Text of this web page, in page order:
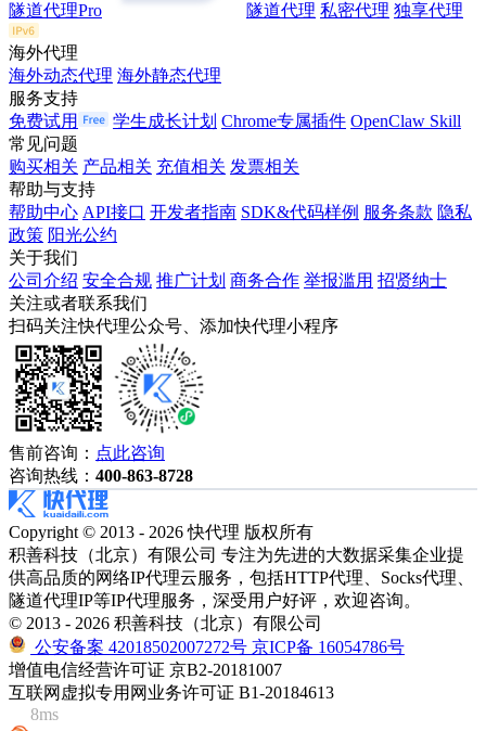
隧道代理Pro 隧道代理 私密代理 独享代理
海外代理
海外动态代理 海外静态代理
服务支持
免费试用
学生成长计划 Chrome专属插件 OpenClaw Skill
常见问题
购买相关 产品相关 充值相关 发票相关
帮助与支持
帮助中心 API接口 开发者指南 SDK&代码样例 服务条款 隐私
政策 阳光公约
关于我们
公司介绍 安全合规 推广计划 商务合作 举报滥用 招贤纳士
关注或者联系我们
扫码关注快代理公众号、添加快代理小程序
售前咨询： 点此咨询
咨询热线： 400-863-8728
Copyright © 2013 - 2026 快代理 版权所有
积善科技（北京）有限公司 专注为先进的大数据采集企业提
供高品质的网络IP代理云服务，包括HTTP代理、Socks代理、
隧道代理IP等IP代理服务，深受用户好评，欢迎咨询。
© 2013 - 2026 积善科技（北京）有限公司
公安备案 42018502007272号 京ICP备 16054786号
增值电信经营许可证 京B2-20181007
互联网虚拟专用网业务许可证 B1-20184613
8ms